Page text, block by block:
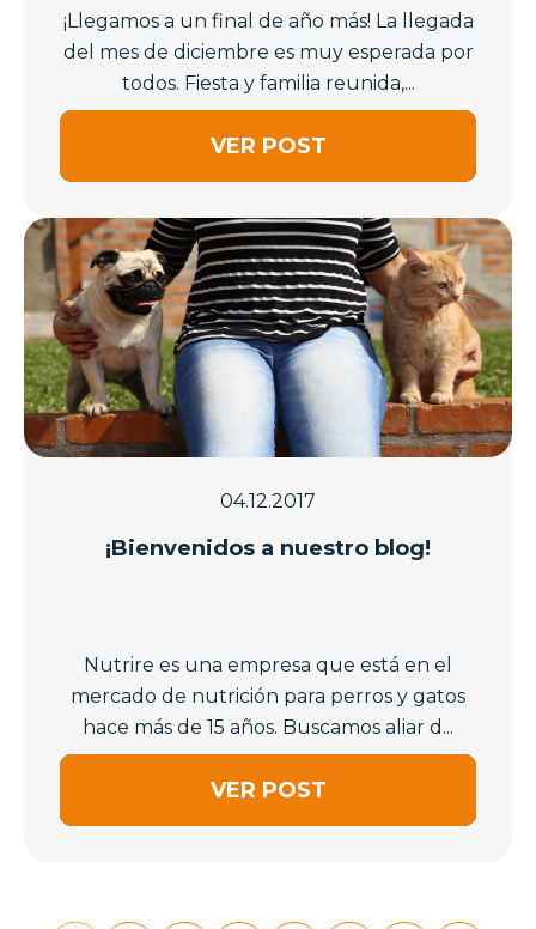
¡Llegamos a un final de año más! La llegada
del mes de diciembre es muy esperada por
todos. Fiesta y familia reunida,...
VER POST
04.12.2017
¡Bienvenidos a nuestro blog!
Nutrire es una empresa que está en el
mercado de nutrición para perros y gatos
hace más de 15 años. Buscamos aliar d...
VER POST